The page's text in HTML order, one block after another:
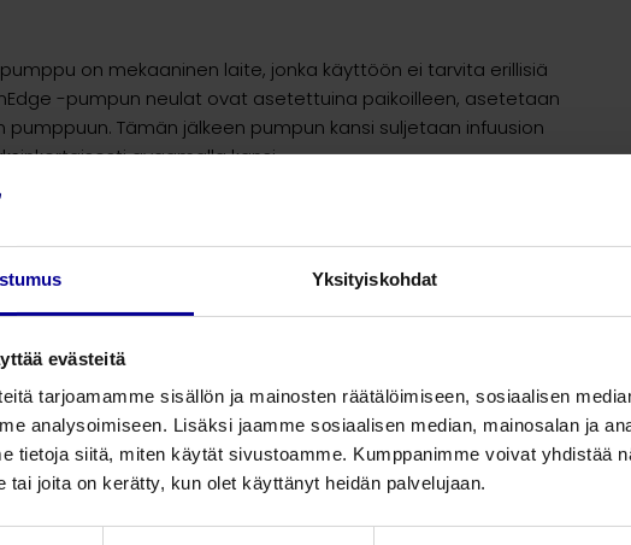
Yksityiskohdat
evästeitä
tarjoamamme sisällön ja mainosten räätälöimiseen, sosiaalisen
analysoimiseen. Lisäksi jaamme sosiaalisen median, mainosalan ja
tietoja siitä, miten käytät sivustoamme. Kumppanimme voivat yhdistää
tai joita on kerätty, kun olet käyttänyt heidän palvelujaan.
on mekaaninen laite, jonka käyttöön ei tarvita erillisiä
-pumpun neulat ovat asetettuina paikoilleen, asetetaan
Tämän jälkeen pumpun kansi suljetaan infuusion
avaamalla kansi.